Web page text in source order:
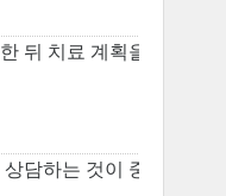
뒤 치료 계획을
담하는 것이 중